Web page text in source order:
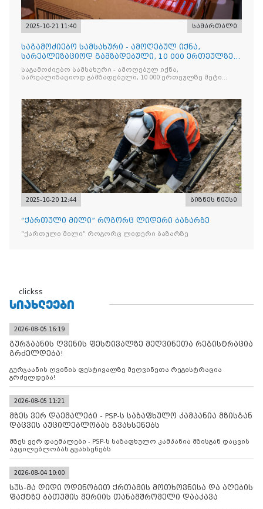
2025-10-21 11:40 სამართალი
საგამოძიებო სამსახური - ამოღებულ იქნა,
სარეალიზაციოდ გამზადებული, 10 000 ერთეულზე
მეტი „Jacobs Monar
საგამოძიებო სამსახური - ამოღებულ იქნა,
სარეალიზაციოდ გამზადებული, 10 000 ერთეულზე მეტი
„Raffaello”-ს სასაქონლო ნიშნით უკანონო ნიშანდებული
ტკბილეული
2025-10-20 12:44 ბიზნეს ნიუსი
“ქართული მილი” როგორც ლიდერი ბაზარზე
“ქართული მილი” როგორც ლიდერი ბაზარზე
clickss
ᲡᲘᲐᲮᲚᲔᲔᲑᲘ
2026-08-05 16:19
გურჯაანის ღვინის ფესტივალზე მეღვინეთა რეგისტრაცია
გრძელდება!
გურჯაანის ღვინის ფესტივალზე მეღვინეთა რეგისტრაცია
გრძელდება!
2026-08-05 11:21
მზეს ვერ დაემალები - PSP-ს საზაფხულო კამპანია მზისგან
დაცვის აუცილებლობას გვახსენებს
მზეს ვერ დაემალები - PSP-ს საზაფხულო კამპანია მზისგან დაცვის
აუცილებლობას გვახსენებს
2026-08-04 10:00
სუს-მა დიდი ოდენობით ქრთამის მოთხოვნისა და აღების
ფაქტზე ბათუმის მერიის თანამშრომელი დააკავა